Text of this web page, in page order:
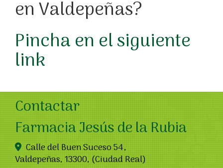
en Valdepeñas?
Pincha en el siguiente
link
Contactar
Farmacia Jesús de la Rubia
Calle del Buen Suceso 54,
Valdepeñas, 13300, (Ciudad Real)